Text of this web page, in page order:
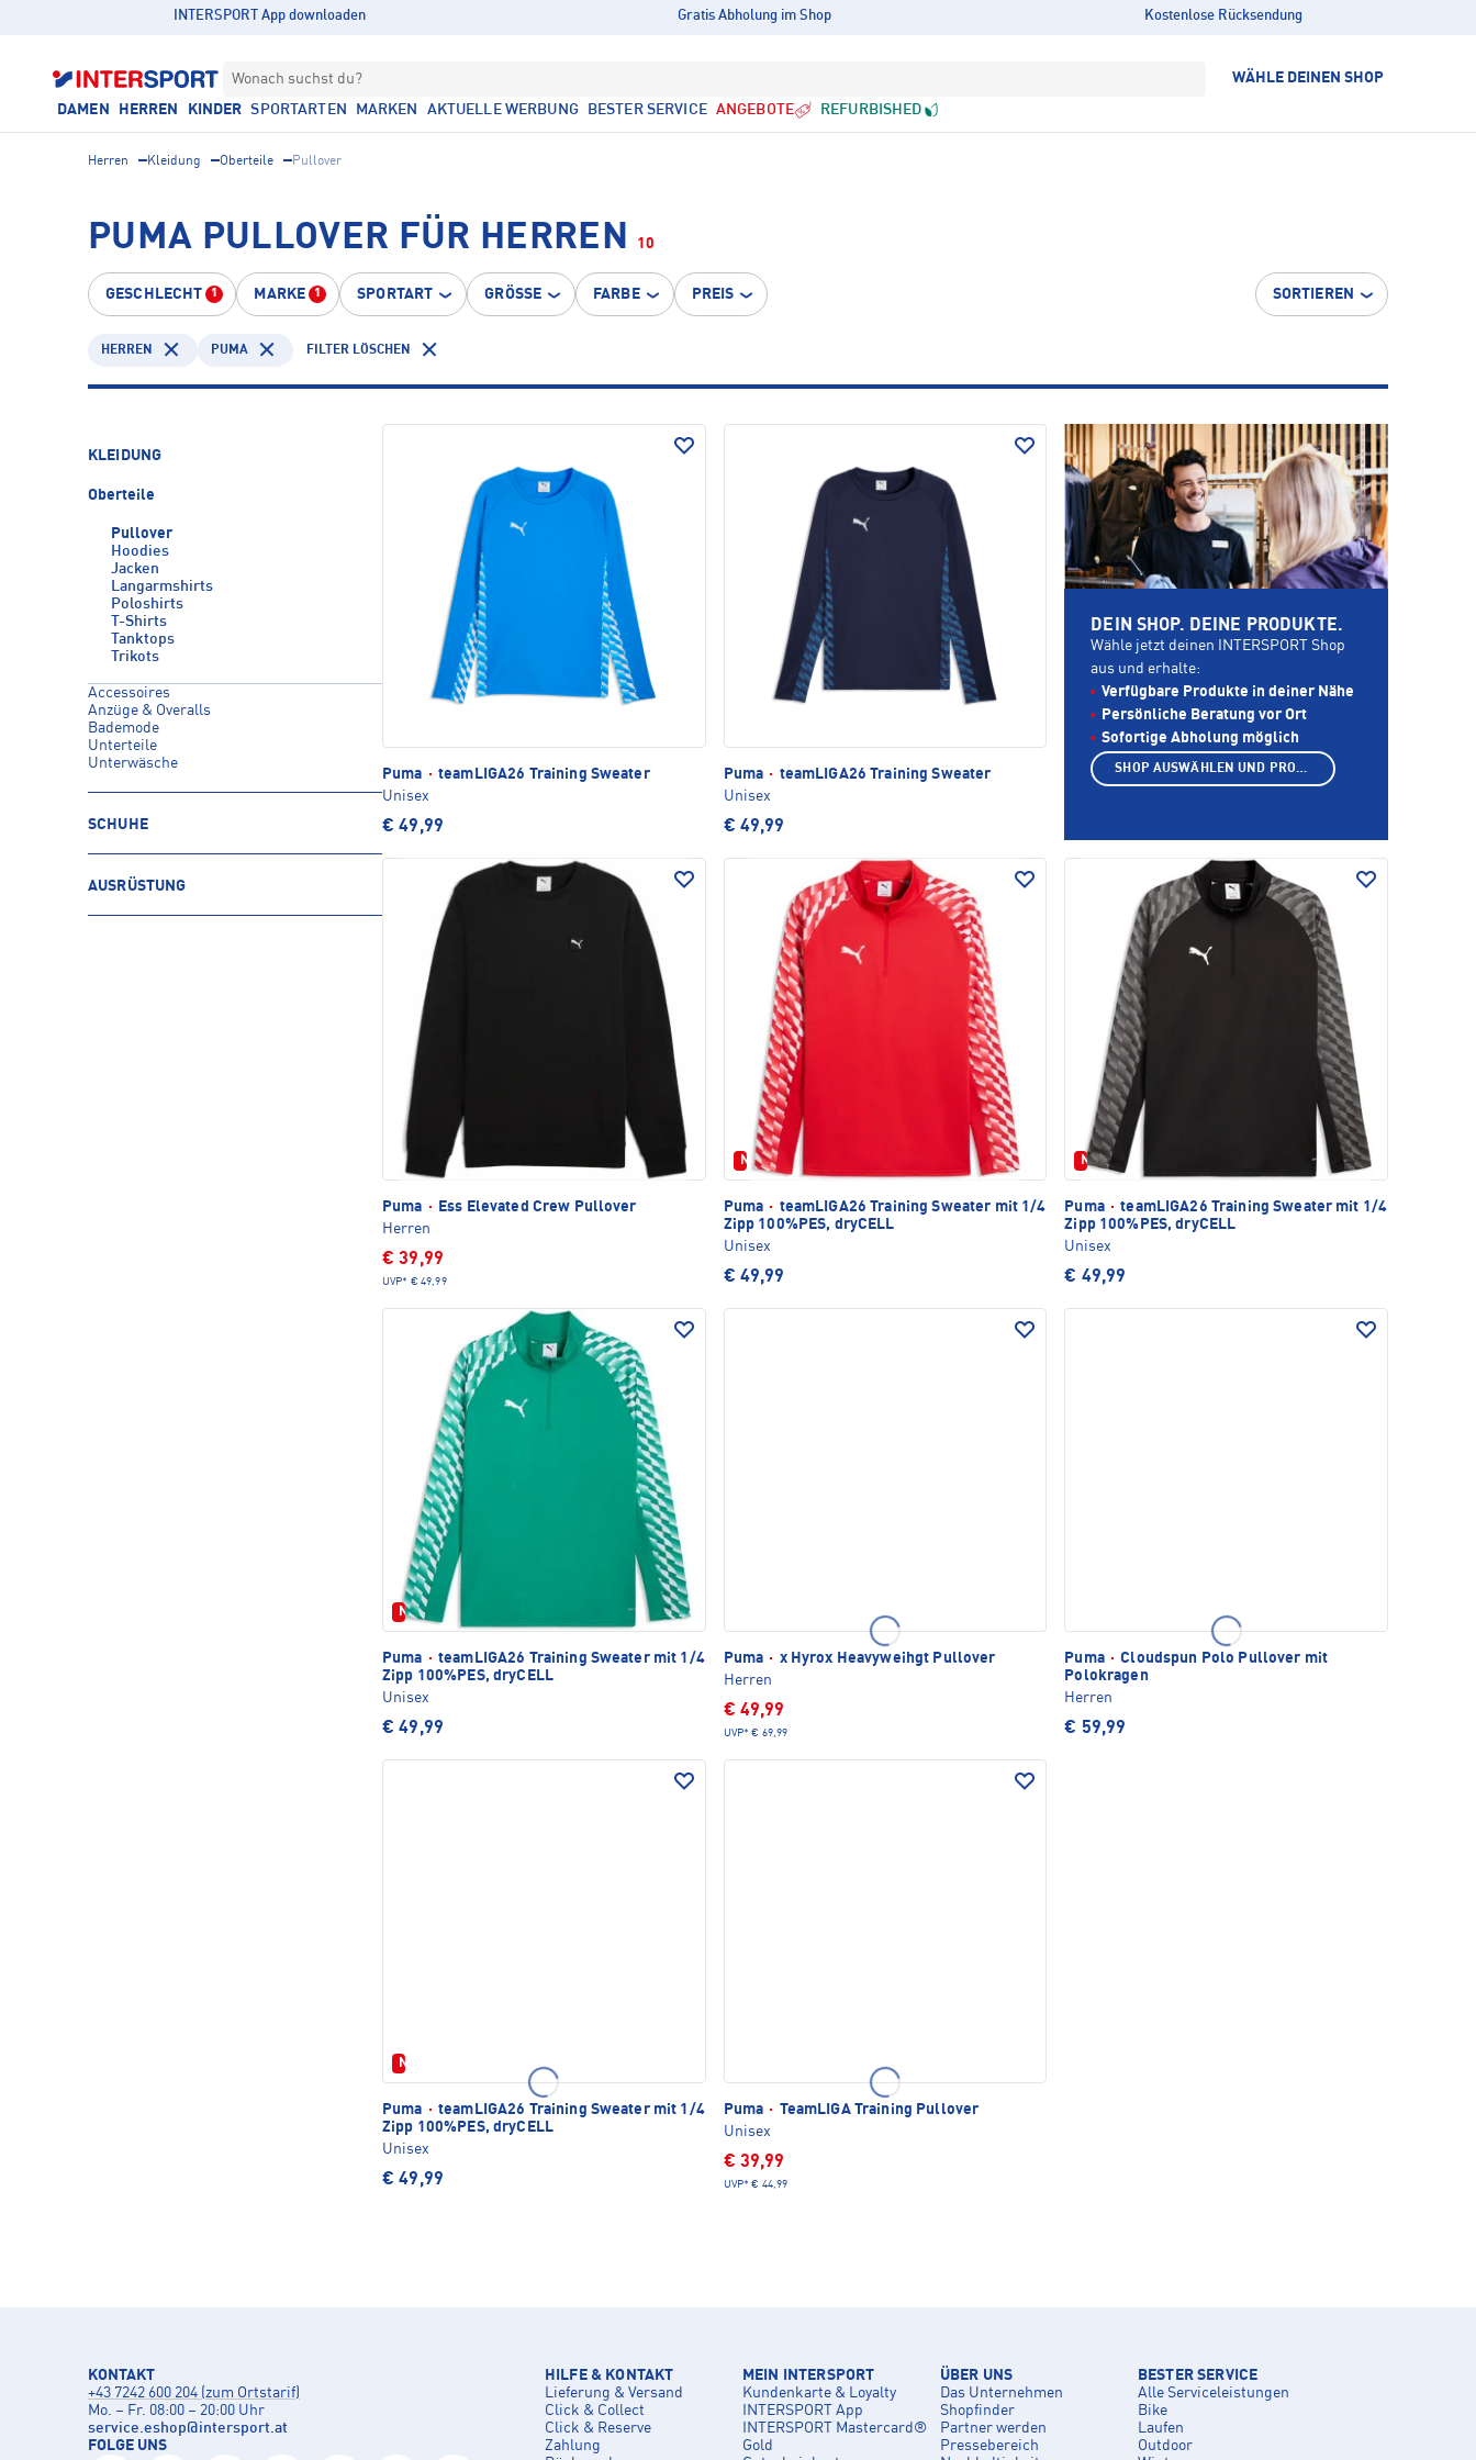
INTERSPORT App downloaden Gratis Abholung im Shop Kostenlose Rücksendung
Wonach suchst du? WÄHLE DEINEN SHOP
DAMEN HERREN KINDER SPORTARTEN MARKEN AKTUELLE WERBUNG BESTER SERVICE ANGEBOTE REFURBISHED
Herren Kleidung Oberteile Pullover
PUMA PULLOVER FÜR HERREN 10
GESCHLECHT 1 MARKE 1 SPORTART GRÖSSE FARBE PREIS SORTIEREN
HERREN PUMA FILTER LÖSCHEN
KLEIDUNG
Oberteile
Pullover
Hoodies
Jacken
Langarmshirts
Poloshirts
T-Shirts
Tanktops
Trikots
Accessoires
Anzüge & Overalls
Bademode
Unterteile
Unterwäsche
SCHUHE
AUSRÜSTUNG
Puma · teamLIGA26 Training Sweater
Unisex
€ 49,99
Puma · teamLIGA26 Training Sweater
Unisex
€ 49,99
Puma ·
Ess Elevated Crew Pullover
Herren
€ 39,99
UVP* € 49,99
Neu
Puma · teamLIGA26 Training Sweater mit 1/4
Zipp 100%PES, dryCELL
Unisex
€ 49,99
Neu
Puma · teamLIGA26 Training Sweater mit 1/4
Zipp 100%PES, dryCELL
Unisex
€ 49,99
Neu
Puma · teamLIGA26 Training Sweater mit 1/4
Zipp 100%PES, dryCELL
Unisex
€ 49,99
Puma · x Hyrox Heavyweihgt Pullover
Herren
€ 49,99
UVP* € 69,99
Puma · Cloudspun Polo Pullover mit
Polokragen
Herren
€ 59,99
Neu
Puma · teamLIGA26 Training Sweater mit 1/4
Zipp 100%PES, dryCELL
Unisex
€ 49,99
Puma · TeamLIGA Training Pullover
Unisex
€ 39,99
UVP* € 44,99
DEIN SHOP. DEINE PRODUKTE.
Wähle jetzt deinen INTERSPORT Shop
aus und erhalte:
Verfügbare Produkte in deiner Nähe
Persönliche Beratung vor Ort
Sofortige Abholung möglich
SHOP AUSWÄHLEN UND PRODUKTE ANZEIGEN
KONTAKT
+43 7242 600 204 (zum Ortstarif)
Mo. – Fr. 08:00 – 20:00 Uhr
service.eshop@intersport.at
FOLGE UNS
HILFE & KONTAKT
Lieferung & Versand
Click & Collect
Click & Reserve
Zahlung
MEIN INTERSPORT
Kundenkarte & Loyalty
INTERSPORT App
INTERSPORT Mastercard®
Gold
ÜBER UNS
Das Unternehmen
Shopfinder
Partner werden
Pressebereich
BESTER SERVICE
Alle Serviceleistungen
Bike
Laufen
Outdoor